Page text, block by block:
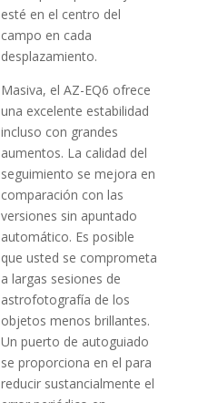
esté en el centro del
campo en cada
desplazamiento.
Masiva, el AZ-EQ6 ofrece
una excelente estabilidad
incluso con grandes
aumentos. La calidad del
seguimiento se mejora en
comparación con las
versiones sin apuntado
automático. Es posible
que usted se comprometa
a largas sesiones de
astrofotografía de los
objetos menos brillantes.
Un puerto de autoguiado
se proporciona en el para
reducir sustancialmente el